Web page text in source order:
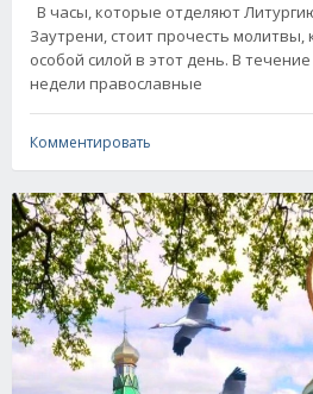
В часы, которые отделяют
Заутрени, стоит прочесть
особой силой в этот день. В
недели православные
Комментировать